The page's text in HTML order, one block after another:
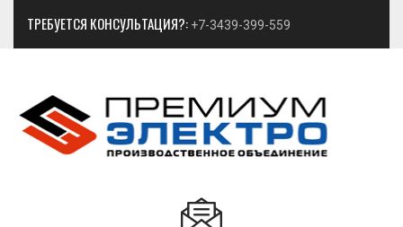
ТРЕБУЕТСЯ КОНСУЛЬТАЦИЯ?: +7-3439-399-559